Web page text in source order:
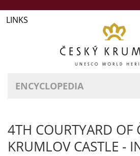
LINKS
ENCYCLOPEDIA
4TH COURTYARD OF
KRUMLOV CASTLE -